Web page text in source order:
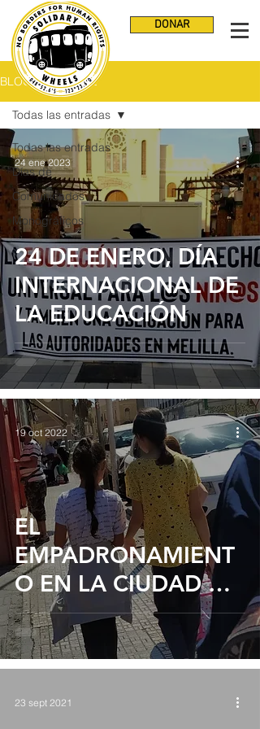
DONAR
BLOG NO VISIBLE
Todas las entradas
Días de
Comunicados
Monográficos
Todas las entradas
24 DE ENERO, DÍA
INTERNACIONAL DE
LA EDUCACIÓN
24 ene 2023
EL
EMPADRONAMIENT
O EN LA CIUDAD DE
MELILLA
19 oct 2022
23 sept 2021